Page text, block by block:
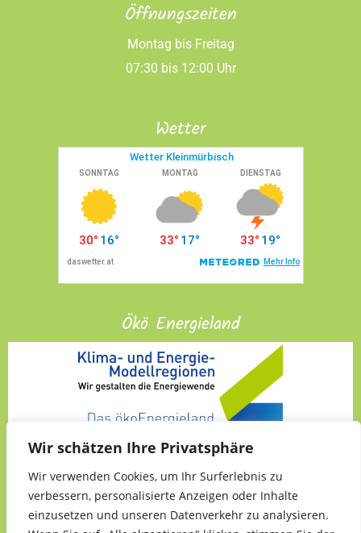
Wir schätzen Ihre Privatsphäre
Wir verwenden Cookies, um Ihr Surferlebnis zu
verbessern, personalisierte Anzeigen oder Inhalte
einzusetzen und unseren Datenverkehr zu analysieren.
Öffnungszeiten
Montag bis Freitag
07:30 bis 12:00 Uhr
Wetter
Ökö Energieland